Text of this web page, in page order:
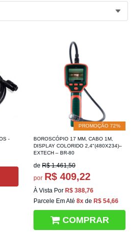
-
PROMOÇÃO 72%
BOROSCÓPIO 17 MM, CABO 1M,
DISPLAY COLORIDO 2,4"(480X234)–
EXTECH – BR-80
de R$ 1.461,50
por R$ 409,22
À Vista Por R$ 388,76
Parcele Em Até 8x de R$ 54,66
COMPRAR